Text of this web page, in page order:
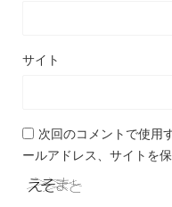
サイト
次回のコメントで使用
ールアドレス、サイトを保